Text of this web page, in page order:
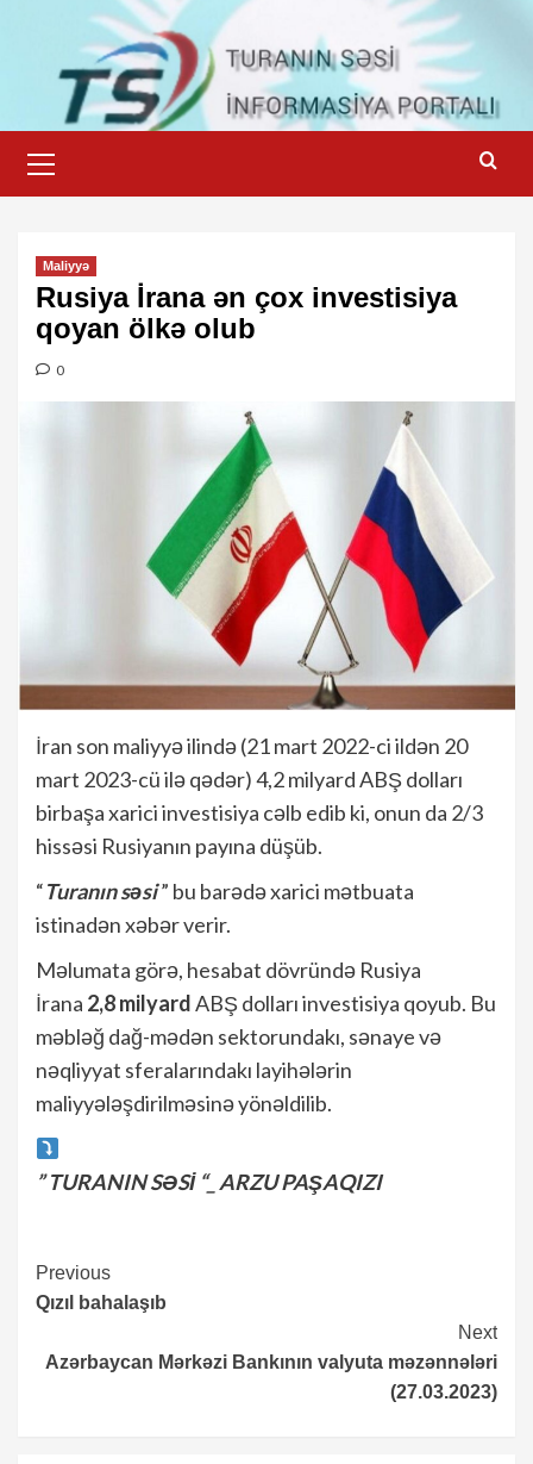
content
Menu
Maliyyə
Rusiya İrana ən çox investisiya
qoyan ölkə olub
0
İran son maliyyə ilində (21 mart 2022-ci ildən 20
mart 2023-cü ilə qədər) 4,2 milyard ABŞ dolları
birbaşa xarici investisiya cəlb edib ki, onun da 2/3
hissəsi Rusiyanın payına düşüb.
“Turanın səsi” bu barədə xarici mətbuata
istinadən xəbər verir.
Məlumata görə, hesabat dövründə Rusiya
İrana 2,8 milyardABŞ dolları investisiya qoyub. Bu
məbləğ dağ-mədən sektorundakı, sənaye və
nəqliyyat sferalarındakı layihələrin
maliyyələşdirilməsinə yönəldilib.
” TURANIN SƏSİ “_ ARZU PAŞAQIZI
Continue
Reading
Previous
Qızıl bahalaşıb
Next
Azərbaycan Mərkəzi Bankının valyuta məzənnələri
(27.03.2023)